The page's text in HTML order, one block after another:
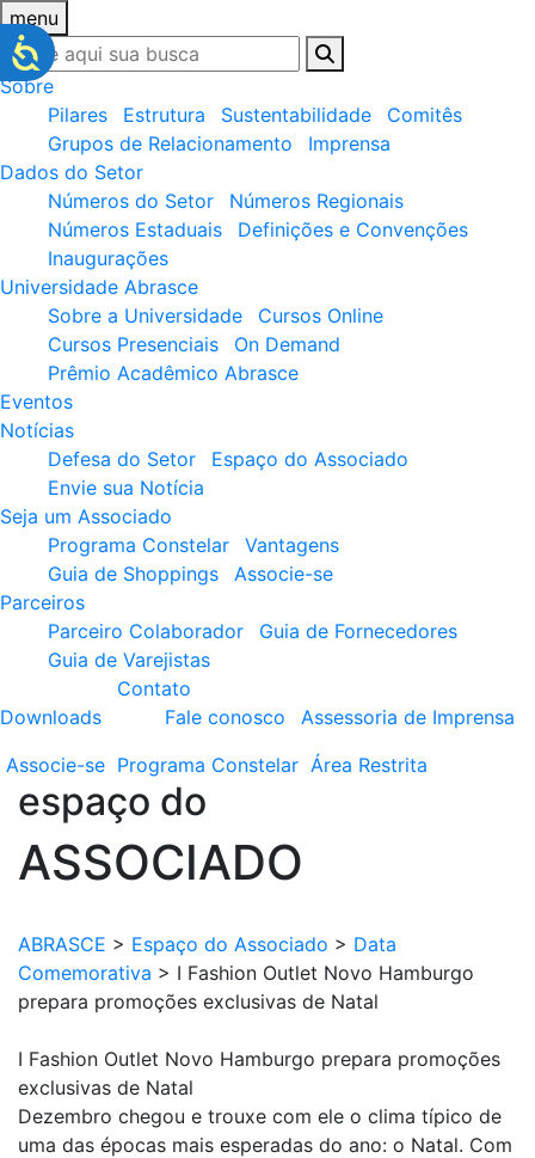
menu
Sobre
Pilares
Estrutura Sustentabilidade
Comitês
Grupos de Relacionamento
Imprensa
Dados do Setor
Números do Setor
Números Regionais
Números Estaduais
Definições e Convenções
Inaugurações
Universidade Abrasce
Sobre a Universidade
Cursos Online
Cursos Presenciais
On Demand
Prêmio Acadêmico Abrasce
Eventos
Notícias
Defesa do Setor
Espaço do Associado
Envie sua Notícia
Seja um Associado
Programa Constelar
Vantagens
Guia de Shoppings
Associe-se
Parceiros
Parceiro Colaborador
Guia de Fornecedores
Guia de Varejistas
Downloads
Contato
Fale conosco
Assessoria de Imprensa
Associe-se Programa Constelar Área Restrita
espaço do
ASSOCIADO
ABRASCE > Espaço do Associado > Data
Comemorativa > I Fashion Outlet Novo Hamburgo
prepara promoções exclusivas de Natal
I Fashion Outlet Novo Hamburgo prepara promoções
exclusivas de Natal
Dezembro chegou e trouxe com ele o clima típico de
uma das épocas mais esperadas do ano: o Natal. Com